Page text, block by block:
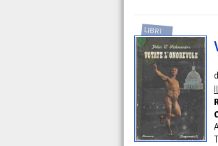
LIBRI